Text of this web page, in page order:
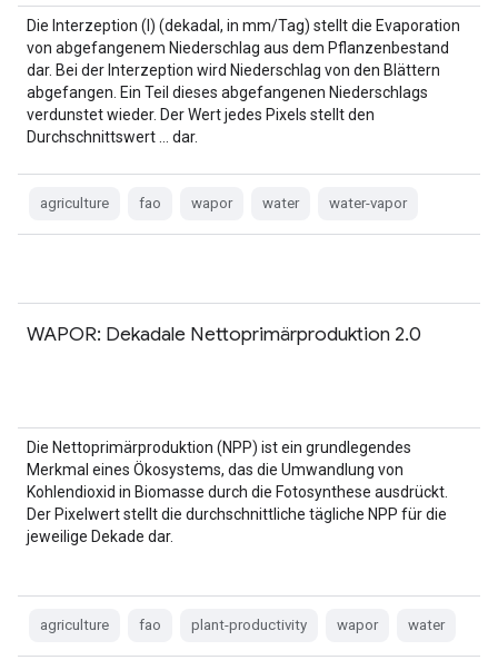
Die Interzeption (I) (dekadal, in mm/Tag) stellt die Evaporation
von abgefangenem Niederschlag aus dem Pflanzenbestand
dar. Bei der Interzeption wird Niederschlag von den Blättern
abgefangen. Ein Teil dieses abgefangenen Niederschlags
verdunstet wieder. Der Wert jedes Pixels stellt den
Durchschnittswert … dar.
agriculture fao wapor water water-vapor
WAPOR: Dekadale Nettoprimärproduktion 2.0
Die Nettoprimärproduktion (NPP) ist ein grundlegendes
Merkmal eines Ökosystems, das die Umwandlung von
Kohlendioxid in Biomasse durch die Fotosynthese ausdrückt.
Der Pixelwert stellt die durchschnittliche tägliche NPP für die
jeweilige Dekade dar.
agriculture fao plant-productivity wapor water